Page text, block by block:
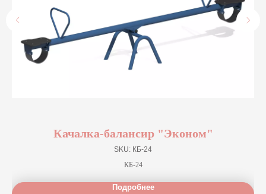
Качалка-балансир "Эконом"
SKU: КБ-24
КБ-24
Подробнее